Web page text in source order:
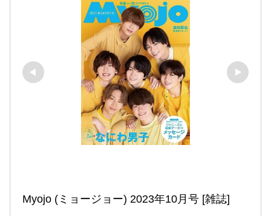
Myojo (ミョージョー) 2023年10月号 [雑誌]